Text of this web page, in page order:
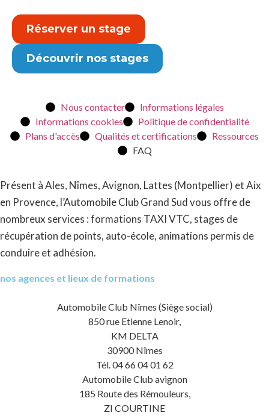
Réserver un stage
Découvrir nos stages
Nous contacter
Informations légales
Informations cookies
Politique de confidentialité
Plans d'accès
Qualités et certifications
Ressources
FAQ
Présent à Ales, Nîmes, Avignon, Lattes (Montpellier) et Aix
en Provence, l’Automobile Club Grand Sud vous offre de
nombreux services : formations TAXI VTC, stages de
récupération de points, auto-école, animations permis de
conduire et adhésion.
nos agences et lieux de formations
Automobile Club Nîmes (Siège social)
850 rue Etienne Lenoir,
KM DELTA
30900 Nîmes
Tél. 04 66 04 01 62
Automobile Club avignon
185 Route des Rémouleurs,
ZI COURTINE